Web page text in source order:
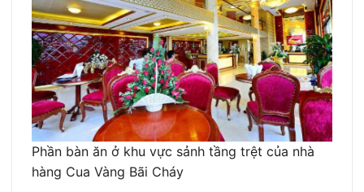
Phần bàn ăn ở khu vực sảnh tầng trệt của nhà
hàng Cua Vàng Bãi Cháy